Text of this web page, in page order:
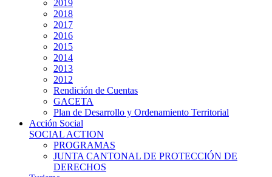
2019
2018
2017
2016
2015
2014
2013
2012
Rendición de Cuentas
GACETA
Plan de Desarrollo y Ordenamiento Territorial
Acción Social
SOCIAL ACTION
PROGRAMAS
JUNTA CANTONAL DE PROTECCIÓN DE
DERECHOS